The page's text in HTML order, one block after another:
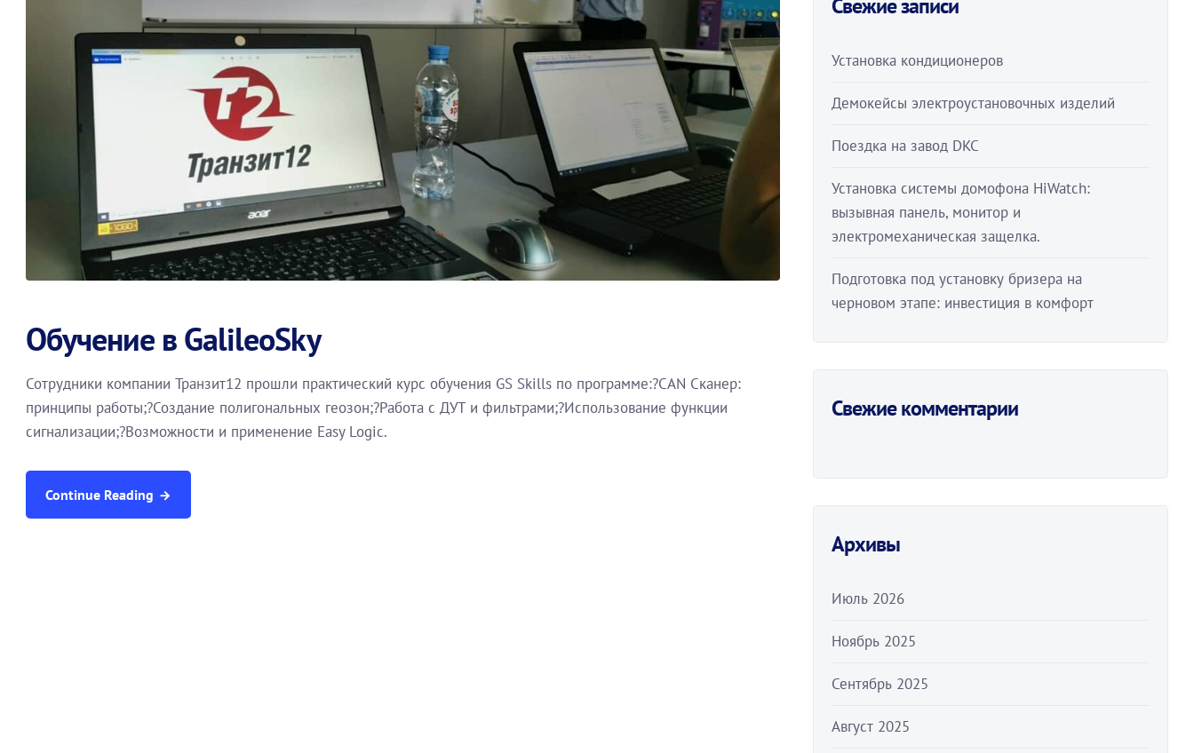
Обучение в GalileoSky
Сотрудники компании Транзит12 прошли практический курс обучения GS Skills по программе:?CAN Сканер:
принципы работы;?Создание полигональных геозон;?Работа с ДУТ и фильтрами;?Использование функции
сигнализации;?Возможности и применение Easy Logic.
Continue Reading
Свежие записи
Установка кондиционеров
Демокейсы электроустановочных изделий
Поездка на завод DKC
Установка системы домофона HiWatch:
вызывная панель, монитор и
электромеханическая защелка.
Подготовка под установку бризера на
черновом этапе: инвестиция в комфорт
Свежие комментарии
Архивы
Июль 2026
Ноябрь 2025
Сентябрь 2025
Август 2025